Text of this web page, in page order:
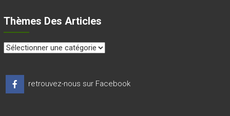
Thèmes Des Articles
thèmes
retrouvez-nous sur Facebook